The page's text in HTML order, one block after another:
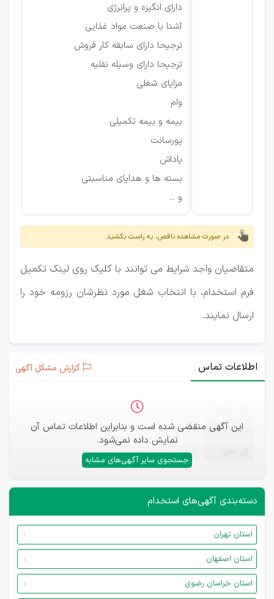
دارای انگیزه و پرانرژی
آشنا با صنعت مواد غذایی
ترجیحا دارای سابقه کار فروش
ترجیحا دارای وسیله نقلیه
مزایای شغلی
وام
بیمه و بیمه تکمیلی
پورسانت
پاداش
بسته ها و هدایای مناسبتی
و ...
در صورت مشاهده ناقص، به راست بکشید
متقاضیان واجد شرایط می توانند با کلیک روی لینک تکمیل
فرم استخدام، با انتخاب شغل مورد نظرشان رزومه خود را
ارسال نمایند.
اطلاعات تماس گزارش مشکل آگهی
این آگهی منقضی شده است و بنابراین اطلاعات تماس آن
نمایش داده نمی‌شود.
جستجوی سایر آگهی‌های مشابه
ایمیل —
—
دسته‌بندی آگهی‌های استخدام
استان تهران
استان اصفهان
استان خراسان رضوی